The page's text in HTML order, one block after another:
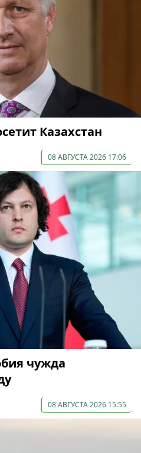
Казахстан
08 АВГУСТА 2026 17:06
чужда
08 АВГУСТА 2026 15:55